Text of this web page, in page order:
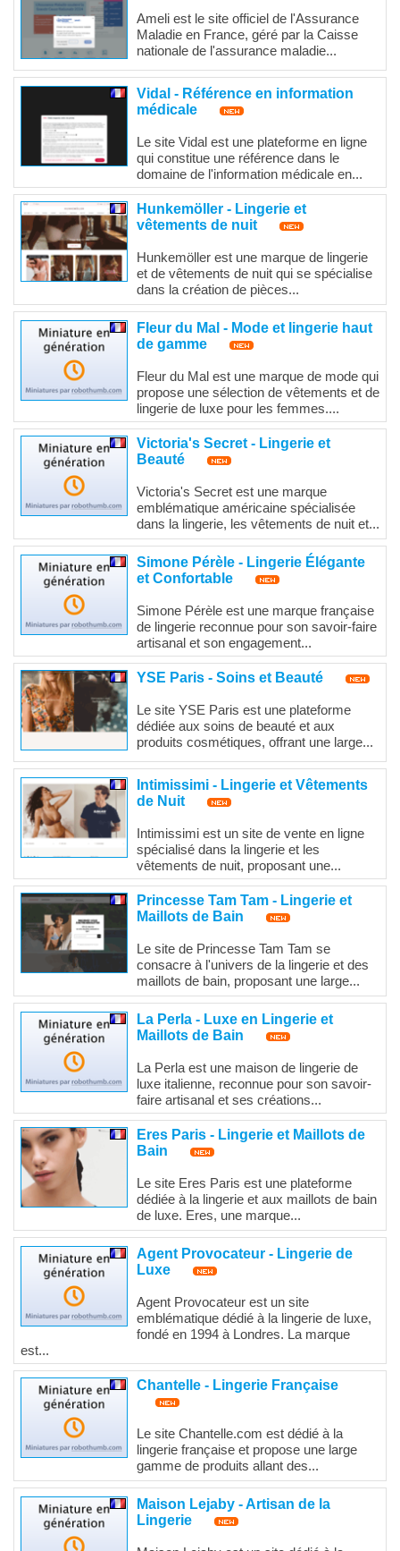
Ameli est le site officiel de l'Assurance
Maladie en France, géré par la Caisse
nationale de l'assurance maladie...
Vidal - Référence en information
médicale
Le site Vidal est une plateforme en ligne
qui constitue une référence dans le
domaine de l'information médicale en...
Hunkemöller - Lingerie et
vêtements de nuit
Hunkemöller est une marque de lingerie
et de vêtements de nuit qui se spécialise
dans la création de pièces...
Fleur du Mal - Mode et lingerie haut
de gamme
Fleur du Mal est une marque de mode qui
propose une sélection de vêtements et de
lingerie de luxe pour les femmes....
Victoria's Secret - Lingerie et
Beauté
Victoria's Secret est une marque
emblématique américaine spécialisée
dans la lingerie, les vêtements de nuit et...
Simone Pérèle - Lingerie Élégante
et Confortable
Simone Pérèle est une marque française
de lingerie reconnue pour son savoir-faire
artisanal et son engagement...
YSE Paris - Soins et Beauté
Le site YSE Paris est une plateforme
dédiée aux soins de beauté et aux
produits cosmétiques, offrant une large...
Intimissimi - Lingerie et Vêtements
de Nuit
Intimissimi est un site de vente en ligne
spécialisé dans la lingerie et les
vêtements de nuit, proposant une...
Princesse Tam Tam - Lingerie et
Maillots de Bain
Le site de Princesse Tam Tam se
consacre à l'univers de la lingerie et des
maillots de bain, proposant une large...
La Perla - Luxe en Lingerie et
Maillots de Bain
La Perla est une maison de lingerie de
luxe italienne, reconnue pour son savoir-
faire artisanal et ses créations...
Eres Paris - Lingerie et Maillots de
Bain
Le site Eres Paris est une plateforme
dédiée à la lingerie et aux maillots de bain
de luxe. Eres, une marque...
Agent Provocateur - Lingerie de
Luxe
Agent Provocateur est un site
emblématique dédié à la lingerie de luxe,
fondé en 1994 à Londres. La marque
est...
Chantelle - Lingerie Française
Le site Chantelle.com est dédié à la
lingerie française et propose une large
gamme de produits allant des...
Maison Lejaby - Artisan de la
Lingerie